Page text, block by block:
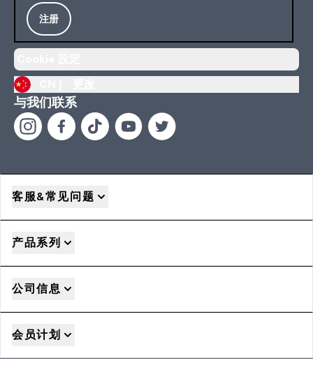
注册
与我们联系
客服&常见问题
产品系列
公司信息
会员计划